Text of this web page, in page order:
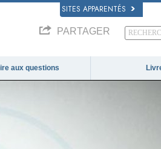
SITES APPARENTÉS
PARTAGER
aux questions